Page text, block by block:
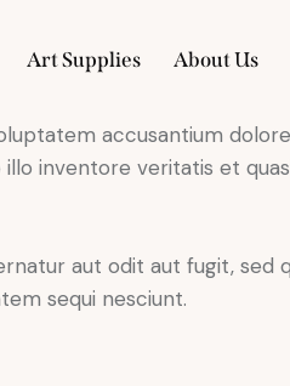
Art Supplies About Us
Art Supplies About
accusantium
inventore veritatis et
aut odit aut fugit, sed
sequi nesciunt.